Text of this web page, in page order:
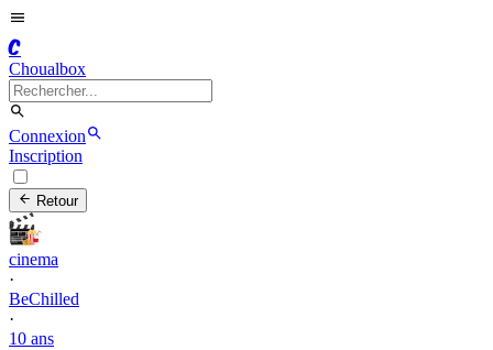
C
Choualbox
Connexion
Inscription
Retour
cinema
·
BeChilled
·
10 ans